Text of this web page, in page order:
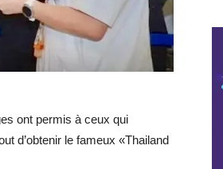
ont permis à ceux qui
d’obtenir le fameux «Thailand